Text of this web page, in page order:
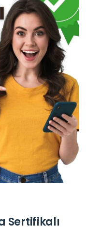
Sertifikalı